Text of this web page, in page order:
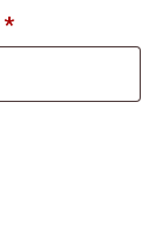
*Erforderlich